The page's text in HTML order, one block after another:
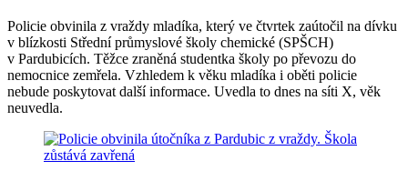
Policie obvinila z vraždy mladíka, který ve čtvrtek zaútočil na dívku
v blízkosti Střední průmyslové školy chemické (SPŠCH)
v Pardubicích. Těžce zraněná studentka školy po převozu do
nemocnice zemřela. Vzhledem k věku mladíka i oběti policie
nebude poskytovat další informace. Uvedla to dnes na síti X, věk
neuvedla.